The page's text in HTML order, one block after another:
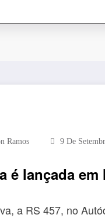
Ramos 9 De
é lançada em
a RS 457, no